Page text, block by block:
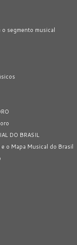
segmento musical
DO BRASIL
o Mapa Musical do Brasil